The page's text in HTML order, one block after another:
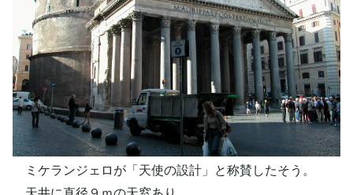
ミケランジェロが「天使の設計」と称賛したそう。